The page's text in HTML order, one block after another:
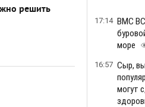
решить
17:14 ВМС
море
16:57 Сыр,
могут